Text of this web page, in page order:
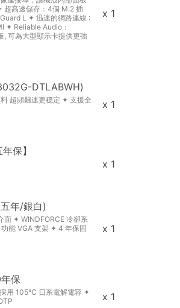
超高速儲存：4個 M.2 插
L ✦ 迅速的網路連線 :
✦ Reliable Audio：
可為大型顯示卡提供更強
x 1
DTLABWH)
超頻飆速更穩定 ✦ 支援全
x 1
保】
x 1
年/銀白)
✦ WINDFORCE 冷卻系
能 VGA 支架 ✦ 4 年保固
x 1
保
用 105°C 日系電解電容 ✦
x 1